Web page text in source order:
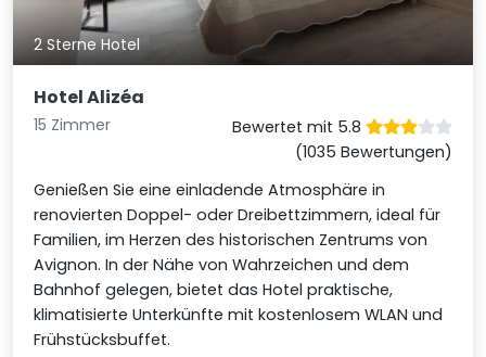
2 Sterne Hotel
Hotel Alizéa
15 Zimmer
Bewertet mit 5.8
(1035 Bewertungen)
Genießen Sie eine einladende Atmosphäre in
renovierten Doppel- oder Dreibettzimmern, ideal für
Familien, im Herzen des historischen Zentrums von
Avignon. In der Nähe von Wahrzeichen und dem
Bahnhof gelegen, bietet das Hotel praktische,
klimatisierte Unterkünfte mit kostenlosem WLAN und
Frühstücksbuffet.